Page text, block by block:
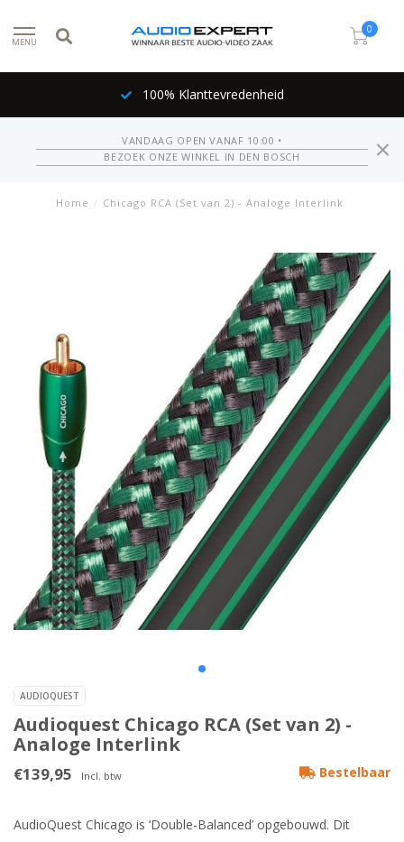
MENU
0
100% Klanttevredenheid
VANDAAG OPEN VANAF 10:00 •
BEZOEK ONZE WINKEL IN DEN BOSCH
Home / Chicago RCA (Set van 2) - Analoge Interlink
AUDIOQUEST
Audioquest Chicago RCA (Set van 2) -
Analoge Interlink
€139,95 Incl. btw Bestelbaar
AudioQuest Chicago is ‘Double-Balanced’ opgebouwd. Dit